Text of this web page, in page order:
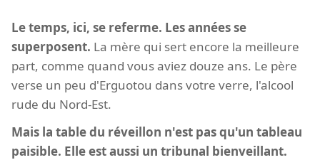
Le temps, ici, se referme. Les années se
superposent. La mère qui sert encore la meilleure
part, comme quand vous aviez douze ans. Le père
verse un peu d'Erguotou dans votre verre, l'alcool
rude du Nord-Est.
Mais la table du réveillon n'est pas qu'un tableau
paisible. Elle est aussi un tribunal bienveillant.